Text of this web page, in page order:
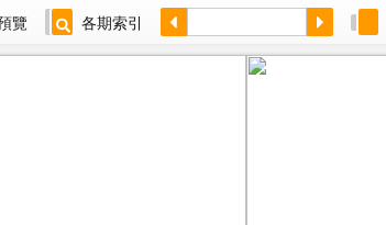
覽 各期索引